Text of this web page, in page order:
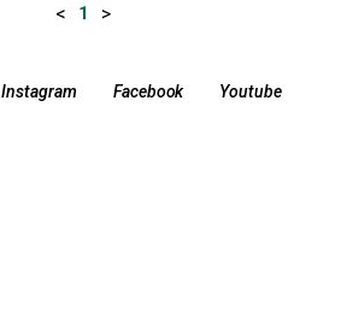
< 1 >
Instagram Facebook Youtube